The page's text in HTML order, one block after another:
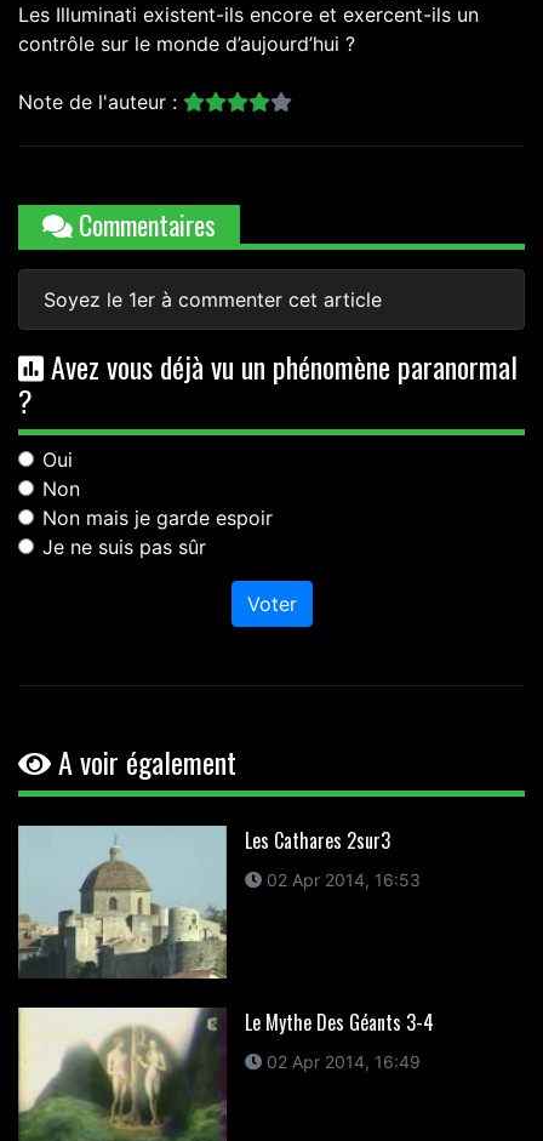
Les Illuminati existent-ils encore et exercent-ils un
contrôle sur le monde d’aujourd’hui ?
Note de l'auteur :
Commentaires
Soyez le 1er à commenter cet article
Avez vous déjà vu un phénomène paranormal
?
Oui
Non
Non mais je garde espoir
Je ne suis pas sûr
Voter
A voir également
Les Cathares 2sur3
02 Apr 2014, 16:53
Le Mythe Des Géants 3-4
02 Apr 2014, 16:49